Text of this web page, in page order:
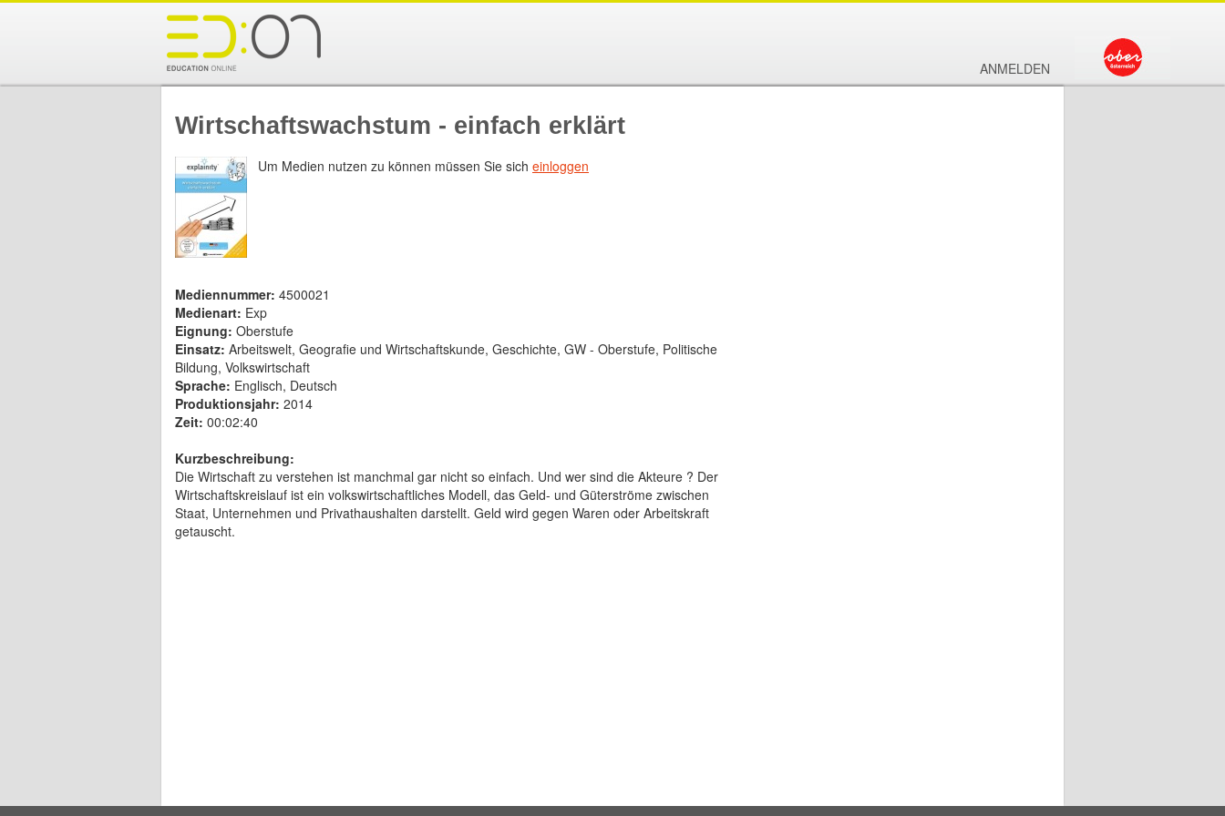
ANMELDEN
Wirtschaftswachstum - einfach erklärt
Um Medien nutzen zu können müssen Sie sich einloggen
Mediennummer: 4500021
Medienart: Exp
Eignung: Oberstufe
Einsatz: Arbeitswelt, Geografie und Wirtschaftskunde, Geschichte, GW - Oberstufe, Politische
Bildung, Volkswirtschaft
Sprache: Englisch, Deutsch
Produktionsjahr: 2014
Zeit: 00:02:40
Kurzbeschreibung:
Die Wirtschaft zu verstehen ist manchmal gar nicht so einfach. Und wer sind die Akteure ? Der
Wirtschaftskreislauf ist ein volkswirtschaftliches Modell, das Geld- und Güterströme zwischen
Staat, Unternehmen und Privathaushalten darstellt. Geld wird gegen Waren oder Arbeitskraft
getauscht.